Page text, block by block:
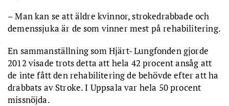
– Man kan se att äldre kvinnor, strokedrabbade och
demenssjuka är de som vinner mest på rehabilitering.
En sammanställning som Hjärt- Lungfonden gjorde
2012 visade trots detta att hela 42 procent ansåg att
de inte fått den rehabilitering de behövde efter att ha
drabbats av Stroke. I Uppsala var hela 50 procent
missnöjda.